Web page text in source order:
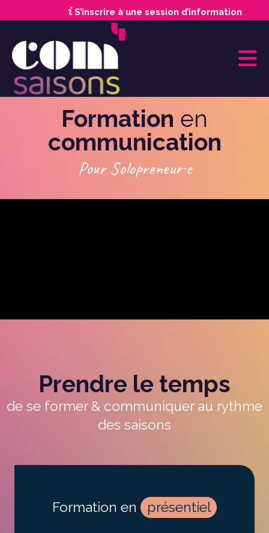
S’inscrire à une session d’information
Formation en
communication
Pour Solopreneur·e
Prendre le temps
de se former & communiquer au rythme
des saisons
Formation en présentiel